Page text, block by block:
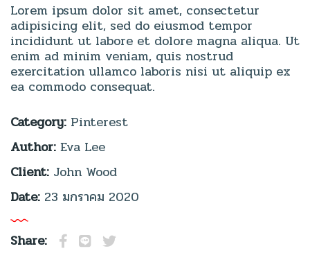
Lorem ipsum dolor sit amet, consectetur
adipisicing elit, sed do eiusmod tempor
incididunt ut labore et dolore magna aliqua. Ut
enim ad minim veniam, quis nostrud
exercitation ullamco laboris nisi ut aliquip ex
ea commodo consequat.
Category: Pinterest
Author: Eva Lee
Client: John Wood
Date: 23 มกราคม 2020
Share: